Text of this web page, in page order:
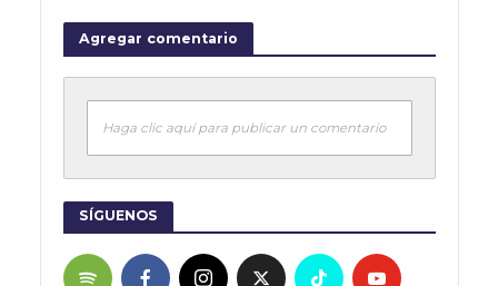
Agregar comentario
Haga clic aquí para publicar un comentario
SÍGUENOS